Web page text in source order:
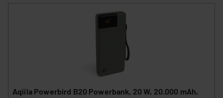
Aqiila Powerbird B20 Powerbank, 20 W, 20.000 mAh,